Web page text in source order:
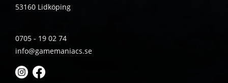
53160 Lidköping
0705 - 19 02 74
info@gamemaniacs.se